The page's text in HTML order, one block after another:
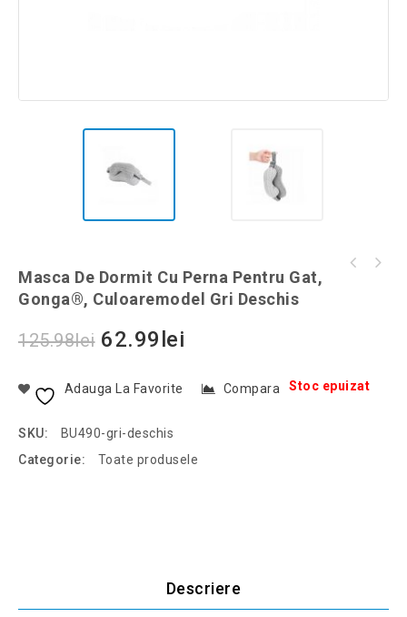
Masca De Dormit Cu Perna Pentru Gat,
Gonga®, Culoaremodel Gri Deschis
125.98lei 62.99 lei
Stoc epuizat
Adauga La Favorite Compara
SKU:
BU490-gri-deschis
Categorie:
Toate produsele
Descriere